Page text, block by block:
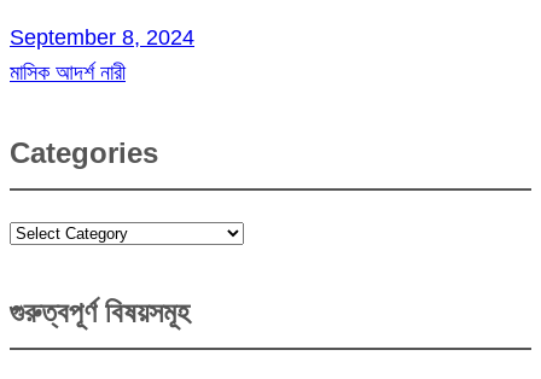
September 8, 2024
মাসিক আদর্শ নারী
Categories
Categories
গুরুত্বপূর্ণ বিষয়সমূহ